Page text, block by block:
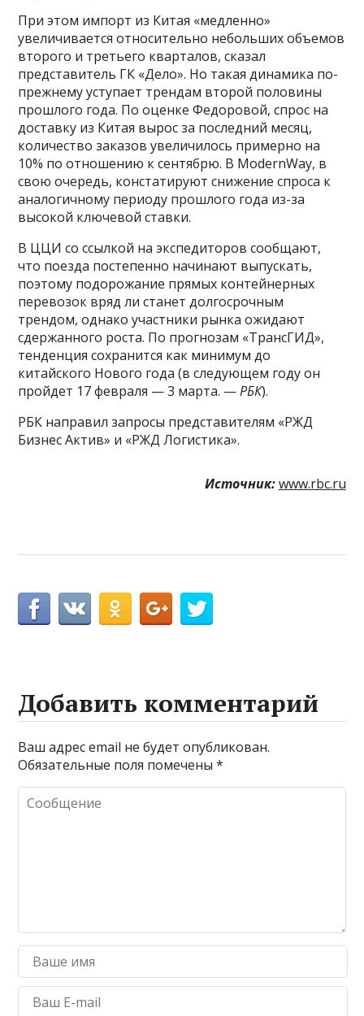
При этом импорт из Китая «медленно»
увеличивается относительно небольших объемов
второго и третьего кварталов, сказал
представитель ГК «Дело». Но такая динамика по-
прежнему уступает трендам второй половины
прошлого года. По оценке Федоровой, спрос на
доставку из Китая вырос за последний месяц,
количество заказов увеличилось примерно на
10% по отношению к сентябрю. В ModernWay, в
свою очередь, констатируют снижение спроса к
аналогичному периоду прошлого года из-за
высокой ключевой ставки.
В ЦЦИ со ссылкой на экспедиторов сообщают,
что поезда постепенно начинают выпускать,
поэтому подорожание прямых контейнерных
перевозок вряд ли станет долгосрочным
трендом, однако участники рынка ожидают
сдержанного роста. По прогнозам «ТрансГИД»,
тенденция сохранится как минимум до
китайского Нового года (в следующем году он
пройдет 17 февраля — 3 марта. —РБК).
РБК направил запросы представителям «РЖД
Бизнес Актив» и «РЖД Логистика».
Источник: www.rbc.ru
Добавить комментарий
Ваш адрес email не будет опубликован.
Обязательные поля помечены*